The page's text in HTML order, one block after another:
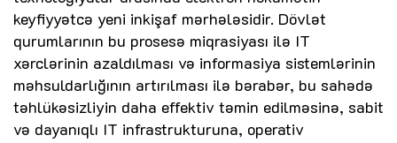
keyfiyyətcə yeni inkişaf mərhələsidir. Dövlət
qurumlarının bu prosesə miqrasiyası ilə IT
xərclərinin azaldılması və informasiya sistemlərinin
məhsuldarlığının artırılması ilə bərabər, bu sahədə
təhlükəsizliyin daha effektiv təmin edilməsinə, sabit
və dayanıqlı IT infrastrukturuna, operativ